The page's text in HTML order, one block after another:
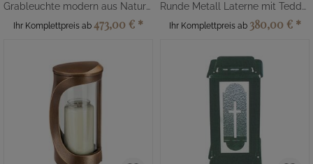
Grableuchte modern aus Naturstein
Ihr Komplettpreis ab 473,00 € *
Runde Metall Laterne mit Teddy Bär
Ihr Komplettpreis ab 380,00 € *